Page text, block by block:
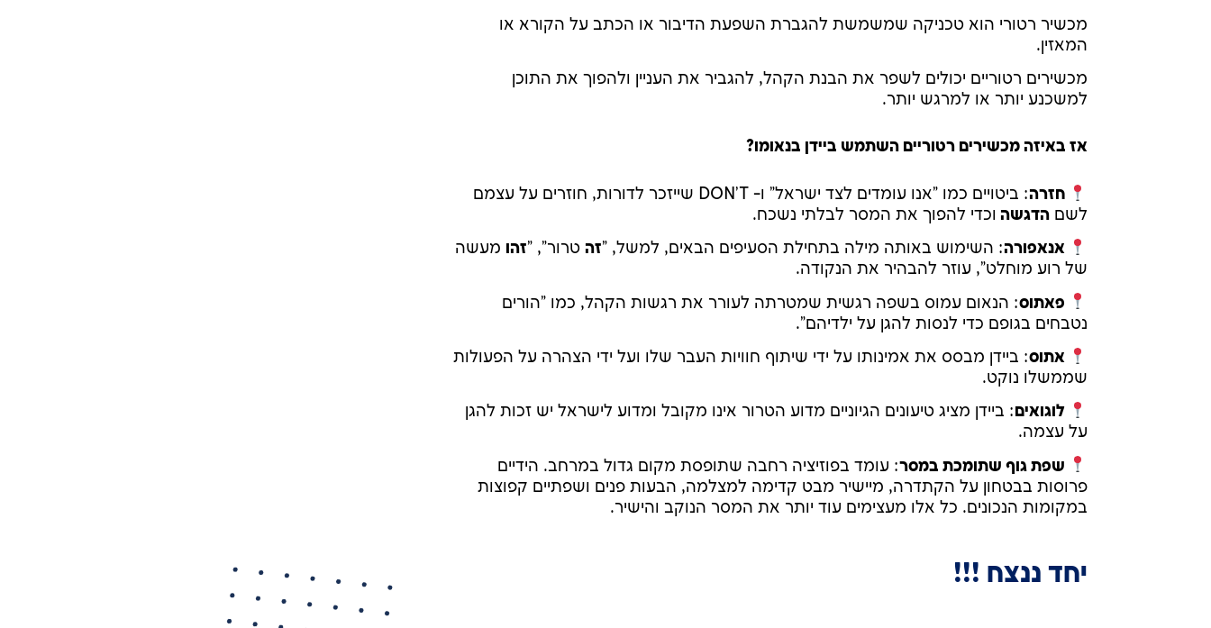
מכשיר רטורי הוא טכניקה שמשמשת להגברת השפעת הדיבור או הכתב על הקורא או
המאזין.
מכשירים רטוריים יכולים לשפר את הבנת הקהל, להגביר את העניין ולהפוך את התוכן
למשכנע יותר או למרגש יותר.
אז באיזה מכשירים רטוריים השתמש ביידן בנאומו?
חזרה
: ביטויים כמו "אנו עומדים לצד ישראל" ו- DON'T שייזכר לדורות, חוזרים על עצמם
לשםהדגשה וכדי להפוך את המסר לבלתי נשכח.
אנאפורה: השימוש באותה מילה בתחילת הסעיפים הבאים, למשל, "זה טרור", "זהו מעשה
של רוע מוחלט", עוזר להבהיר את הנקודה.
פאתוס: הנאום עמוס בשפה רגשית שמטרתה לעורר את רגשות הקהל, כמו "הורים
נטבחים בגופם כדי לנסות להגן על ילדיהם".
אתוס: ביידן מבסס את אמינותו על ידי שיתוף חוויות העבר שלו ועל ידי הצהרה על הפעולות
שממשלו נוקט.
לוגואים: ביידן מציג טיעונים הגיוניים מדוע הטרור אינו מקובל ומדוע לישראל יש זכות להגן
על עצמה.
שפת גוף שתומכת במסר: עומד בפוזיציה רחבה שתופסת מקום גדול במרחב. הידיים
פרוסות בבטחון על הקתדרה, מיישיר מבט קדימה למצלמה, הבעות פנים ושפתיים קפוצות
במקומות הנכונים. כל אלו מעצימים עוד יותר את המסר הנוקב והישיר.
יחד ננצח !!!